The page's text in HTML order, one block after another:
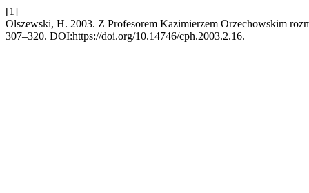
[1]
Olszewski, H. 2003. Z Profesorem Kazimierzem Orzechowskim
307–320. DOI:https://doi.org/10.14746/cph.2003.2.16.